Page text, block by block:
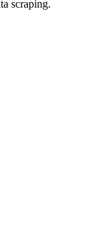
scraping.